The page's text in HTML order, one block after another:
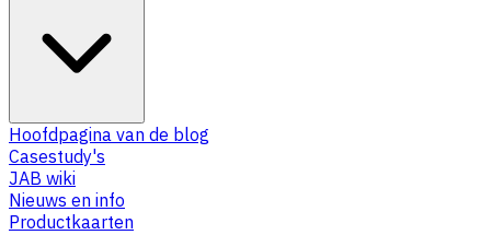
Hoofdpagina van de blog
Casestudy's
JAB wiki
Nieuws en info
Productkaarten